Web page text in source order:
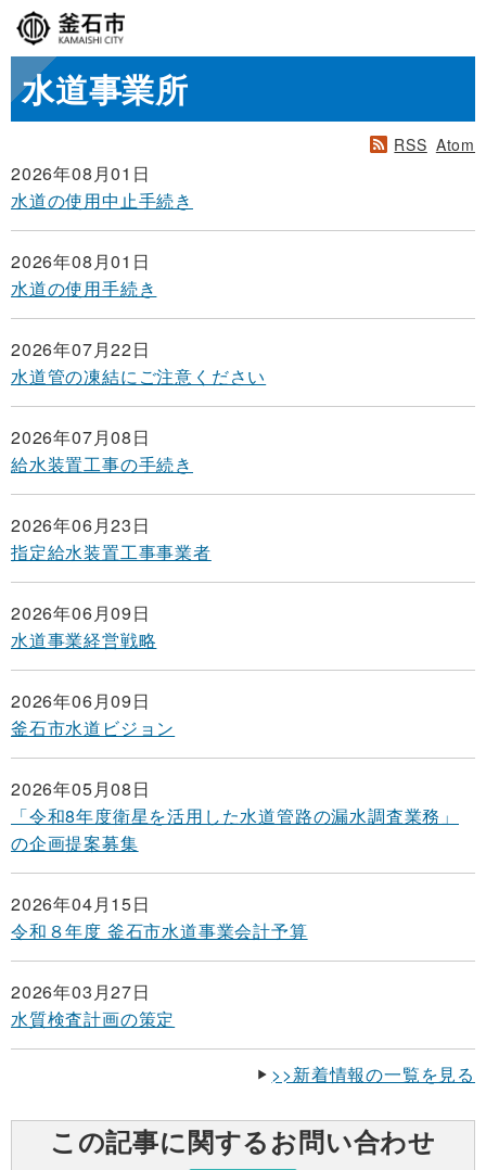
水道事業所
RSS Atom
2026年08月01日
水道の使用中止手続き
2026年08月01日
水道の使用手続き
2026年07月22日
水道管の凍結にご注意ください
2026年07月08日
給水装置工事の手続き
2026年06月23日
指定給水装置工事事業者
2026年06月09日
水道事業経営戦略
2026年06月09日
釜石市水道ビジョン
2026年05月08日
「令和8年度衛星を活用した水道管路の漏水調査業務」
の企画提案募集
2026年04月15日
令和８年度 釜石市水道事業会計予算
2026年03月27日
水質検査計画の策定
>>新着情報の一覧を見る
この記事に関するお問い合わせ